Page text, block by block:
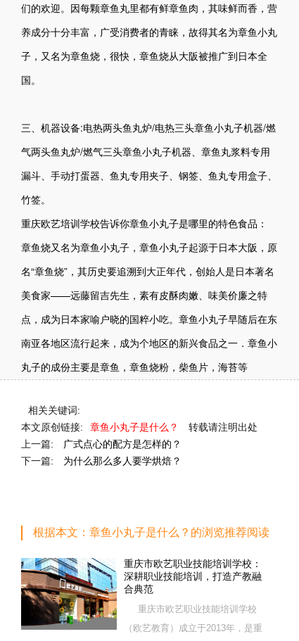
们的欢迎。因每颗章鱼丸里都有鲜章鱼肉，其味鲜而香，营
养成分十分丰富，广受消费者的青睐，故得其名为章鱼小丸
子，又名为章鱼烧，很快，章鱼烧从大阪被推广到日本全
国。
三、机器设备:电热两头鱼丸炉/电热三头章鱼小丸子机器/燃
气两头鱼丸炉/燃气三头章鱼小丸子机器、章鱼丸浆料专用
漏斗、手动打蛋器、鱼丸专用夹子、钢签、鱼丸专用盒子、
竹签。
重庆欧艺培训学校告诉你章鱼小丸子是哪里的特色食品：
章鱼烧又名为章鱼小丸子，章鱼小丸子起源于日本大阪，原
名“章鱼烧”，其历史要追溯到大正年代，创始人是日本著名
美食家——远藤留吉先生，素有皮酥肉嫩、味美价廉之特
点，成为日本家喻户晓的国粹小吃。章鱼小丸子早随后在东
南亚各地区流行起来，成为个地区的新兴食品之一．章鱼小
丸子的成份主要是章鱼，章鱼烧粉，柴鱼片，海苔等
相关关键词:
本文原创链接:
章鱼小丸子是什么？
转载请注明出处
上一篇:
广式点心的配方是怎样的？
下一篇:
为什么那么多人要学烘焙？
根据本文：章鱼小丸子是什么？的浏览推荐阅读
重庆市欧艺职业技能培训学校：
深耕职业技能培训，打造产教融
合典范
重庆市欧艺职业技能培训学校
（欧艺教育）成立于2013年，是重